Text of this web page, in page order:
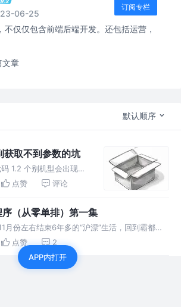
06-25
订阅专栏
不仅仅包含前端后端开发。还包括运营，
文章
默认顺序
取不到参数的坑
1.2 个别机型会出现参
概率会出现） 参数id
能判断是Taro.ge
点赞 评论
（从零单排）第一集
月份左右结束6年多的“沪漂”生活，回到霸都合
为了颗螺丝钉，以为可以有点自己的事业，哪
的项目的发展前景也不乐观。加上大环境不太
点赞
2
APP内打开